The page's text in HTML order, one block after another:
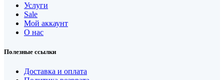
Услуги
Sale
Мой аккаунт
О нас
Полезные ссылки
Доставка и оплата